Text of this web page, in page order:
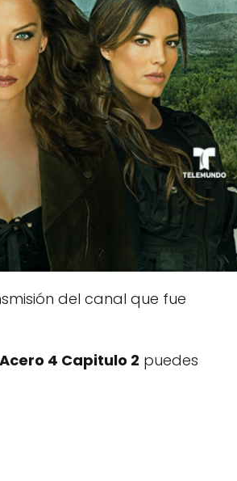
del canal que fue
4 Capitulo 2 puedes